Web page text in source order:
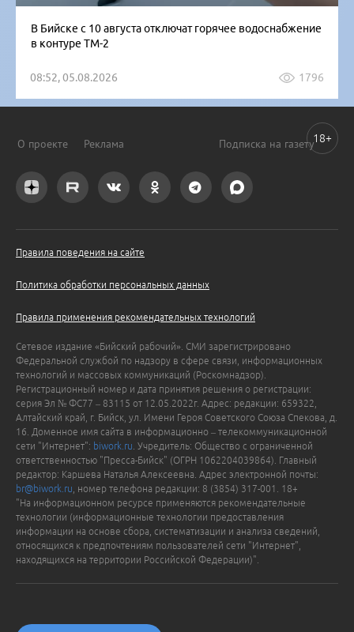
В Бийске с 10 августа отключат горячее водоснабжение
в контуре ТМ-2
08:52, 05.08.2026 1796
О проекте Реклама Подписка на газету
Правила поведения на сайте
Политика обработки персональных данных
Правила применения рекомендательных технологий
Сетевое издание «Бийский рабочий». СМИ зарегистрировано
Федеральной службой по надзору в сфере связи, информационных
технологий и массовых коммуникаций (Роскомнадзор).
Регистрационный номер и дата принятия решения о регистрации:
серия Эл № ФС77 – 83115 от 12.05.2022г. Адрес: редакции: 659322,
Алтайский край, г. Бийск, ул. Имени Героя Советского Союза Спекова, д.
16. Доменное имя сайта в информационно – телекоммуникационной
сети "Интернет": biwork.ru . Учредитель: Общество с ограниченной
ответственностью "Пресса-Бийск" (ОГРН 1062204039864). Главный
редактор: Каршева Наталья Алексеевна. Адрес электронной почты:
br@biwork.ru , номер телефона редакции: 8 (3854) 317-001. 18+
"На информационном ресурсе применяются рекомендательные
технологии (информационные технологии предоставления
информации на основе сбора, систематизации и анализа сведений,
относящихся к предпочтениям пользователей сети "Интернет",
находящихся на территории Российской Федерации)".
18+